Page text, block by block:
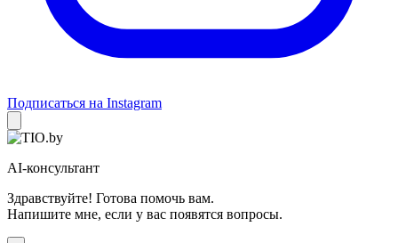
Подписаться на Instagram
AI-консультант
Здравствуйте! Готова помочь вам.
Напишите мне, если у вас появятся вопросы.